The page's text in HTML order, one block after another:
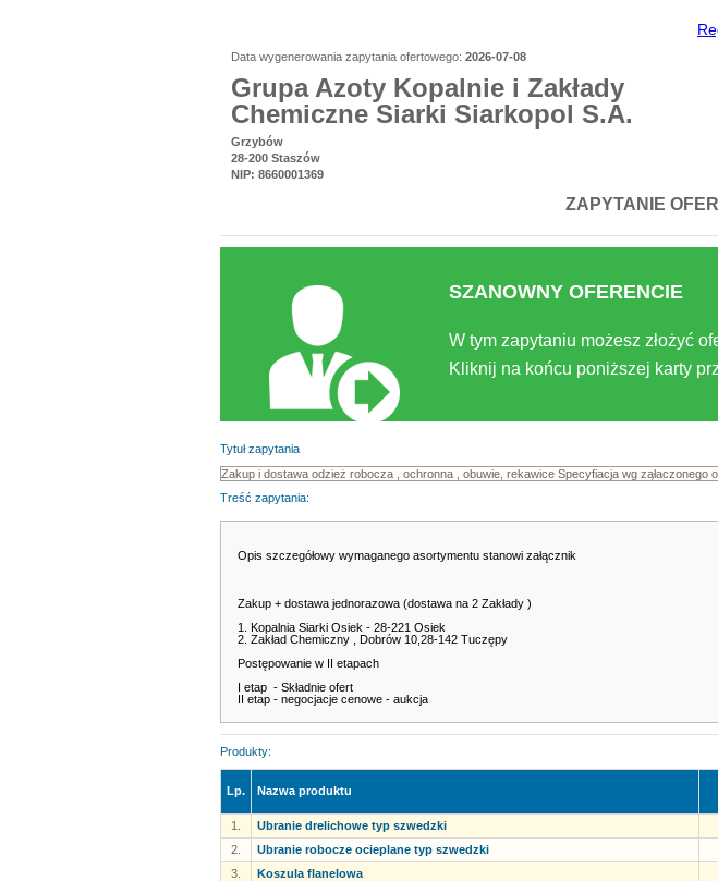
Data wygenerowania zapytania ofertowego: 2026-07-08
Grupa Azoty Kopalnie i Zakłady
Chemiczne Siarki Siarkopol S.A.
Grzybów
28-200 Staszów
NIP: 8660001369
ZAPYTANIE
SZANOWNY OFERENCIE
W tym zapytaniu możesz złożyć
Kliknij na końcu poniższej karty
Tytuł zapytania
Treść zapytania:
Opis szczegółowy wymaganego asortymentu stanowi załącznik
Zakup + dostawa jednorazowa (dostawa na 2 Zakłady )
1. Kopalnia Siarki Osiek - 28-221 Osiek
2. Zakład Chemiczny , Dobrów 10,28-142 Tuczępy
Postępowanie w II etapach
I etap - Składnie ofert
II etap - negocjacje cenowe - aukcja
Produkty:
Lp. Nazwa produktu
1. Ubranie drelichowe typ szwedzki
2. Ubranie robocze ocieplane typ szwedzki
3. Koszula flanelowa